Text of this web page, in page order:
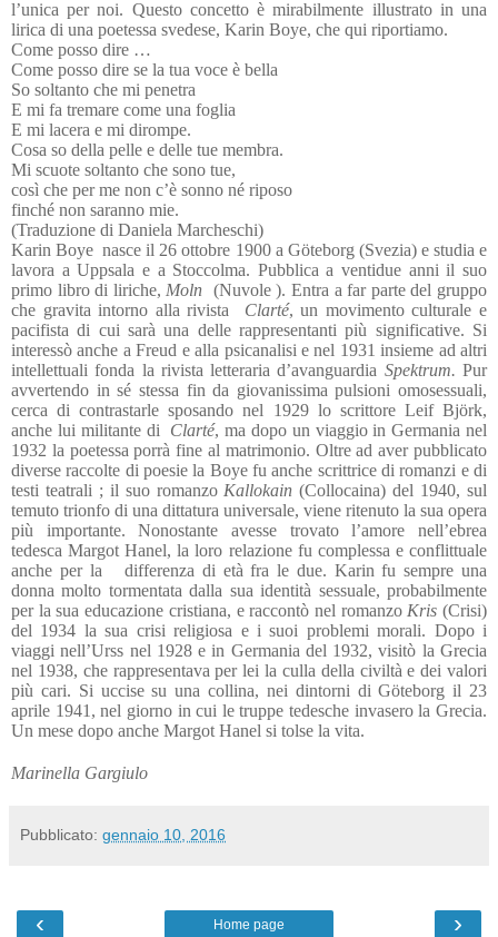
l’unica per noi. Questo concetto è mirabilmente illustrato in una
lirica di una poetessa svedese, Karin Boye, che qui riportiamo.
Come posso dire …
Come posso dire se la tua voce è bella
So soltanto che mi penetra
E mi fa tremare come una foglia
E mi lacera e mi dirompe.
Cosa so della pelle e delle tue membra.
Mi scuote soltanto che sono tue,
così che per me non c’è sonno né riposo
finché non saranno mie.
(Traduzione di Daniela Marcheschi)
Karin Boye nasce il 26 ottobre 1900 a Göteborg (Svezia) e studia e
lavora a Uppsala e a Stoccolma. Pubblica a ventidue anni il suo
primo libro di liriche, Moln (Nuvole ). Entra a far parte del gruppo
che gravita intorno alla rivista
Clarté, un movimento culturale e
pacifista di cui sarà una delle rappresentanti più significative. Si
interessò anche a Freud e alla psicanalisi e nel 1931 insieme ad altri
intellettuali fonda la rivista letteraria d’avanguardia Spektrum. Pur
avvertendo in sé stessa fin da giovanissima pulsioni omosessuali,
cerca di contrastarle sposando nel 1929 lo scrittore Leif Björk,
anche lui militante di
Clarté, ma dopo un viaggio in Germania nel
1932 la poetessa porrà fine al matrimonio. Oltre ad aver pubblicato
diverse raccolte di poesie la Boye fu anche scrittrice di romanzi e di
testi teatrali ; il suo romanzo Kallokain (Collocaina) del 1940, sul
temuto trionfo di una dittatura universale, viene ritenuto la sua opera
più importante. Nonostante avesse trovato l’amore nell’ebrea
tedesca Margot Hanel, la loro relazione fu complessa e conflittuale
anche per la
differenza di età fra le due. Karin fu sempre una
donna molto tormentata dalla sua identità sessuale, probabilmente
per la sua educazione cristiana, e raccontò nel romanzo Kris(Crisi)
del 1934 la sua crisi religiosa e i suoi problemi morali. Dopo i
viaggi nell’Urss nel 1928 e in Germania del 1932, visitò la Grecia
nel 1938, che rappresentava per lei la culla della civiltà e dei valori
più cari. Si uccise su una collina, nei dintorni di Göteborg il 23
aprile 1941, nel giorno in cui le truppe tedesche invasero la Grecia.
Un mese dopo anche Margot Hanel si tolse la vita.
Marinella Gargiulo
Pubblicato: gennaio 10, 2016
‹ ›
Home page